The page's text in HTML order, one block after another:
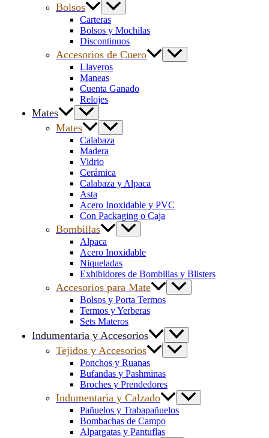
Bolsos
Carteras
Bolsos y Mochilas
Discontinuos
Accesorios de Cuero
Llaveros
Maneas
Cuenta Ganado
Relojes
Mates
Mates
Calabaza
Madera
Vidrio
Cerámica
Calabaza y Alpaca
Asta
Acero Inoxidable y PVC
Con Packaging o Caja
Bombillas
Alpaca
Acero Inoxidable
Niqueladas
Exhibidores de Bombillas y Blisters
Accesorios para Mate
Bolsos y Porta Termos
Termos y Yerberas
Sets Materos
Indumentaria y Accesorios
Tejidos y Accesorios
Ponchos y Ruanas
Bufandas y Pashminas
Broches y Prendedores
Indumentaria y Calzado
Pañuelos y Trabapañuelos
Bombachas de Campo
Alpargatas y Pantuflas